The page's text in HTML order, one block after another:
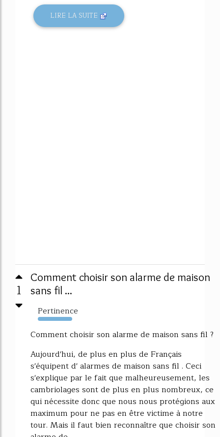
LIRE LA SUITE
1
Comment choisir son alarme de maison
sans fil ...
Pertinence
8190%
Comment choisir son alarme de maison sans fil ?
Aujourd'hui, de plus en plus de Français
s'équipent d' alarmes de maison sans fil . Ceci
s'explique par le fait que malheureusement, les
cambriolages sont de plus en plus nombreux, ce
qui nécessite donc que nous nous protégions aux
maximum pour ne pas en être victime à notre
tour. Mais il faut bien reconnaître que choisir son